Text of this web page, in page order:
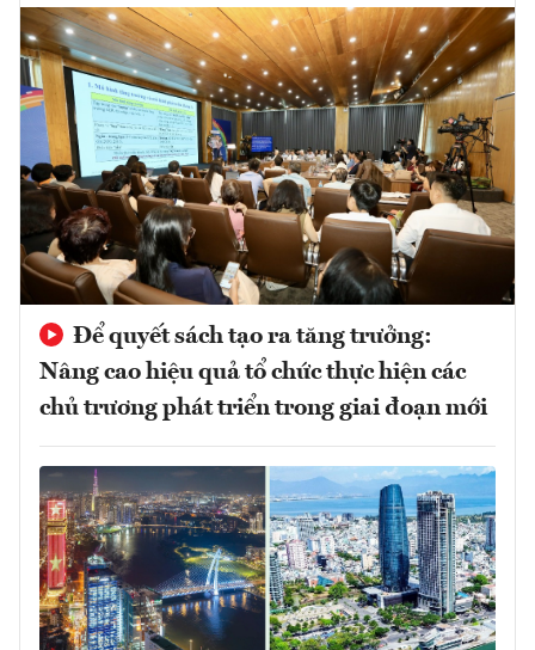
Để quyết sách tạo ra tăng trưởng:
Nâng cao hiệu quả tổ chức thực hiện các
chủ trương phát triển trong giai đoạn mới